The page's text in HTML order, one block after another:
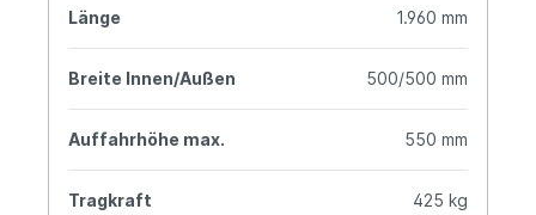
Länge 1.960 mm
Breite Innen/Außen 500/500 mm
Auffahrhöhe max. 550 mm
Tragkraft 425 kg